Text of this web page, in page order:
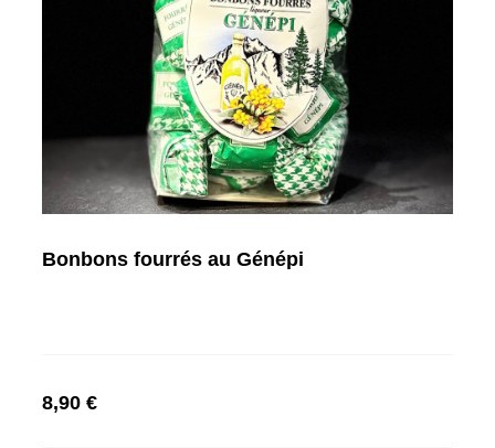
Bonbons fourrés au Génépi
8,90 €